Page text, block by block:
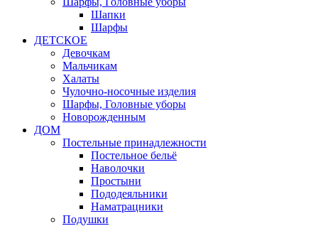
Шапки
Шарфы
ДЕТСКОЕ
Девочкам
Мальчикам
Халаты
Чулочно-носочные изделия
Шарфы, Головные уборы
Новорожденным
ДОМ
Постельные принадлежности
Постельное бельё
Наволочки
Простыни
Пододеяльники
Наматрацники
Подушки